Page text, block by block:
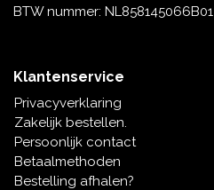
BTW nummer: NL858145066B01
Klantenservice
Privacyverklaring
Zakelijk bestellen.
Persoonlijk contact
Betaalmethoden
Bestelling afhalen?